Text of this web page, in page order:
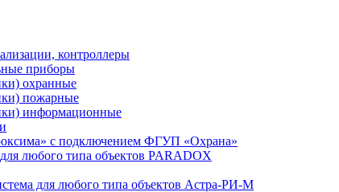
контроллеры
приборы
охранные
пожарные
информационные
с подключением ФГУП «Охрана»
любого типа объектов PARADOX
для любого типа объектов Астра-РИ-М